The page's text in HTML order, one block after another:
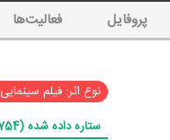
پروفایل فعالیت‌ها
نوع اثر: فیلم سینمایی
ستاره داده شده (754)